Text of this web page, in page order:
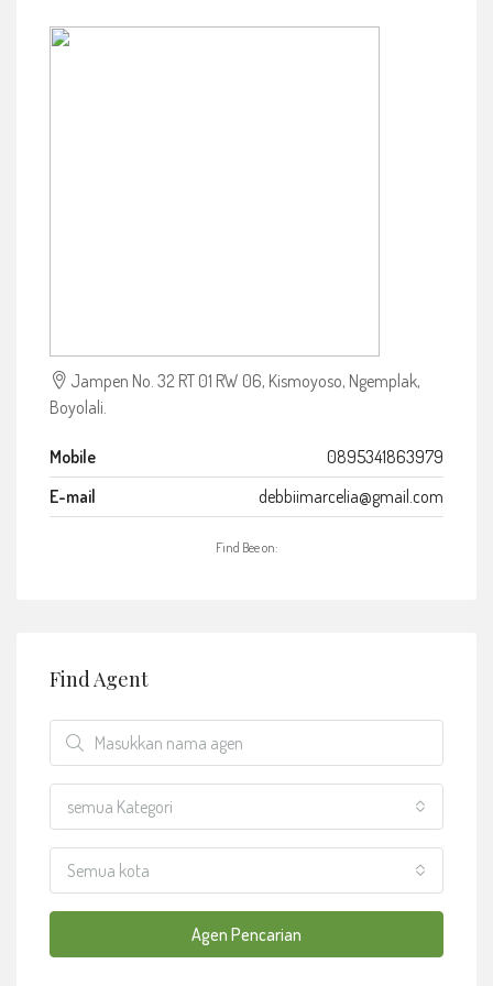
Jampen No. 32 RT 01 RW 06, Kismoyoso, Ngemplak,
Boyolali.
Mobile
0895341863979
E-mail
debbiimarcelia@gmail.com
Find Bee on:
Find Agent
semua Kategori
Semua kota
Agen Pencarian